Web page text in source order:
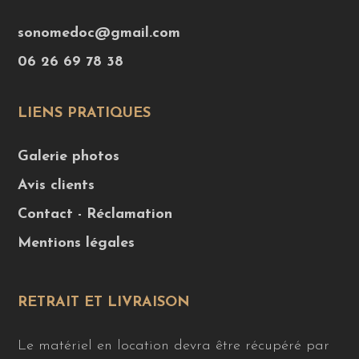
sonomedoc@gmail.com
06 26 69 78 38
LIENS PRATIQUES
Galerie photos
Avis clients
Contact - Réclamation
Mentions légales
RETRAIT ET LIVRAISON
Le matériel en location devra être récupéré par